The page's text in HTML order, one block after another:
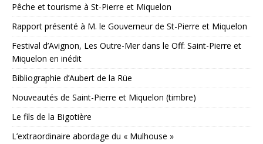
Pêche et tourisme à St-Pierre et Miquelon
Rapport présenté à M. le Gouverneur de St-Pierre et Miquelon
Festival d’Avignon, Les Outre-Mer dans le Off: Saint-Pierre et
Miquelon en inédit
Bibliographie d’Aubert de la Rüe
Nouveautés de Saint-Pierre et Miquelon (timbre)
Le fils de la Bigotière
L’extraordinaire abordage du « Mulhouse »